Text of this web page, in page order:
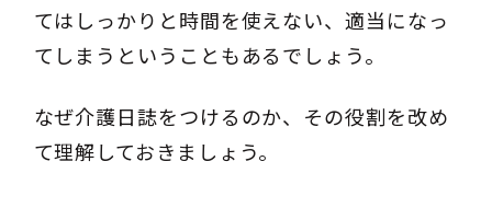
てはしっかりと時間を使えない、適当になっ
てしまうということもあるでしょう。
なぜ介護日誌をつけるのか、その役割を改め
て理解しておきましょう。